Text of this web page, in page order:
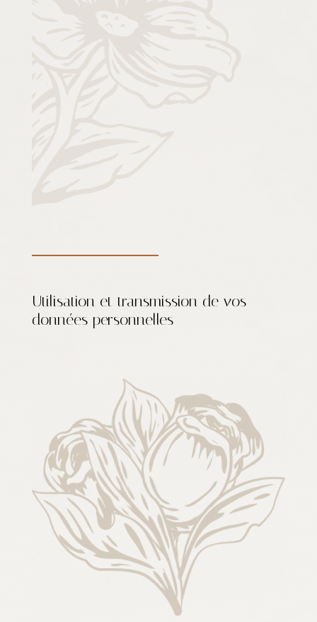
Utilisation et transmission de vos
données personnelles